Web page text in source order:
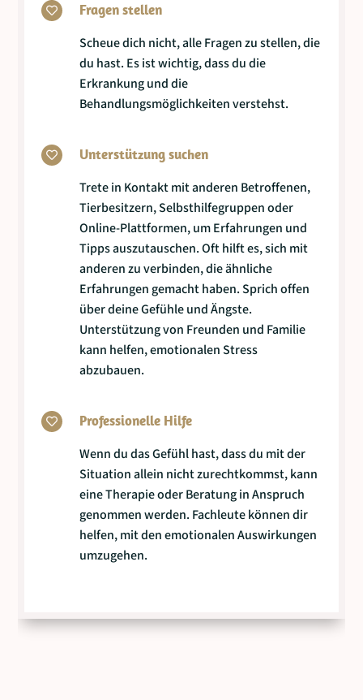
 Fragen stellen
Scheue dich nicht, alle Fragen zu stellen, die
du hast. Es ist wichtig, dass du die
Erkrankung und die
Behandlungsmöglichkeiten verstehst.
 Unterstützung suchen
Trete in Kontakt mit anderen Betroffenen,
Tierbesitzern, Selbsthilfegruppen oder
Online-Plattformen, um Erfahrungen und
Tipps auszutauschen. Oft hilft es, sich mit
anderen zu verbinden, die ähnliche
Erfahrungen gemacht haben. Sprich offen
über deine Gefühle und Ängste.
Unterstützung von Freunden und Familie
kann helfen, emotionalen Stress
abzubauen.
 Professionelle Hilfe
Wenn du das Gefühl hast, dass du mit der
Situation allein nicht zurechtkommst, kann
eine Therapie oder Beratung in Anspruch
genommen werden. Fachleute können dir
helfen, mit den emotionalen Auswirkungen
umzugehen.